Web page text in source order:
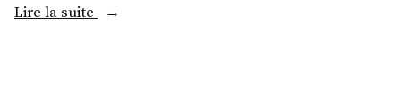
Lire la suite